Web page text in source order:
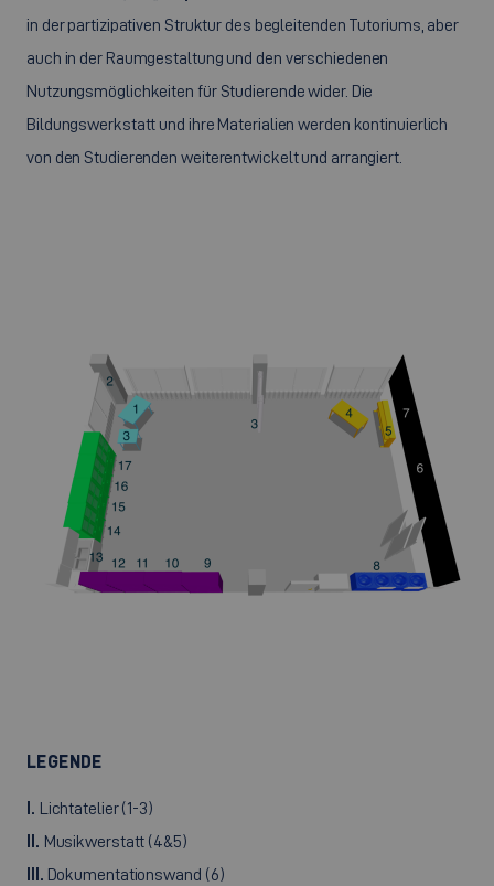
in der partizipativen Struktur des begleitenden Tutoriums, aber
auch in der Raumgestaltung und den verschiedenen
Nutzungsmöglichkeiten für Studierende wider. Die
Bildungswerkstatt und ihre Materialien werden kontinuierlich
von den Studierenden weiterentwickelt und arrangiert.
LEGENDE
I. Lichtatelier (1-3)
II. Musikwerstatt (4&5)
III. Dokumentationswand (6)